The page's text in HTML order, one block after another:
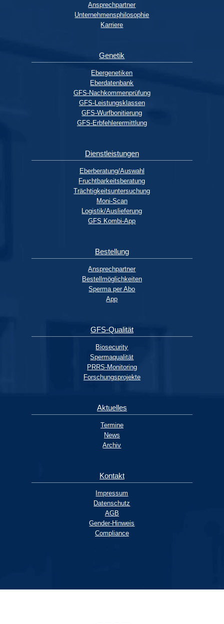
Ansprechpartner
Unternehmensphilosophie
Karriere
Genetik
Ebergenetiken
Eberdatenbank
GFS-Nachkommenprüfung
GFS-Leistungsklassen
GFS-Wurfbonitierung
GFS-Erbfehlerermittlung
Dienstleistungen
Eberberatung/Auswahl
Fruchtbarkeitsberatung
Trächtigkeitsuntersuchung
Moni-Scan
Logistik/Auslieferung
GFS Kombi-App
Bestellung
Ansprechpartner
Bestellmöglichkeiten
Sperma per Abo
App
GFS-Qualität
Biosecurity
Spermaqualität
PRRS-Monitoring
Forschungsprojekte
Aktuelles
Termine
News
Archiv
Kontakt
Impressum
Datenschutz
AGB
Gender-Hinweis
Compliance